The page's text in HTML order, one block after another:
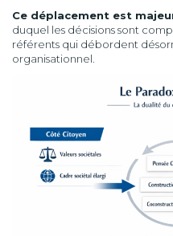
Ce déplacement est
duquel les décisions sont
référents qui débordent
organisationnel.